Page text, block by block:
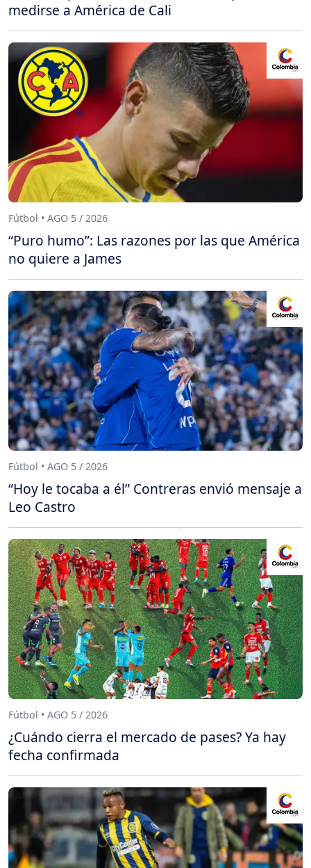
medirse a América de Cali
Fútbol • AGO 5 / 2026
“Puro humo”: Las razones por las que América
no quiere a James
Fútbol • AGO 5 / 2026
“Hoy le tocaba a él” Contreras envió mensaje a
Leo Castro
Fútbol • AGO 5 / 2026
¿Cuándo cierra el mercado de pases? Ya hay
fecha confirmada